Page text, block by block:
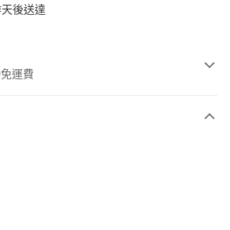
後送達
運費